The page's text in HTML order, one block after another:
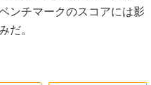
ンチマークのスコアには影
だ。